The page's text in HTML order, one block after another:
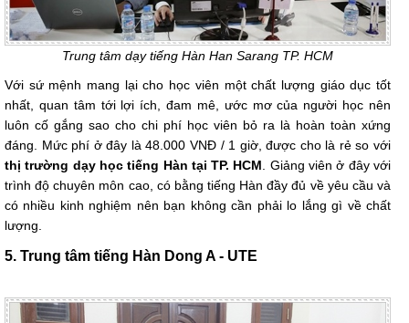
Trung tâm dạy tiếng Hàn Han Sarang TP. HCM
Với sứ mệnh mang lại cho học viên một chất lượng giáo dục tốt
nhất, quan tâm tới lợi ích, đam mê, ước mơ của người học nên
luôn cố gắng sao cho chi phí học viên bỏ ra là hoàn toàn xứng
đáng. Mức phí ở đây là 48.000 VNĐ / 1 giờ, được cho là rẻ so với
thị trường dạy học tiếng Hàn tại TP. HCM . Giảng viên ở đây với
trình độ chuyên môn cao, có bằng tiếng Hàn đầy đủ về yêu cầu và
có nhiều kinh nghiệm nên bạn không cần phải lo lắng gì về chất
lượng.
5. Trung tâm tiếng Hàn Dong A - UTE